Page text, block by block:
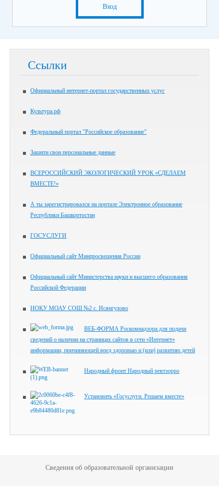
Вход
Ссылки
Официальный интернет-портал государственных услуг
Культура.рф
Федеральный портал "Российское образование"
Защити свои персональные данные
ВСЕРОССИЙСКИЙ ЭКОЛОГИЧЕСКИЙ УРОК «СДЕЛАЕМ
ВМЕСТЕ!»
А ты зарегистрировался на портале Электронное образование
Республики Башкортостан
ГОСУСЛУГИ
Официальный сайт Минпросвещения России
Официальный сайт Министерства науки и высшего образования
Российской Федерации
НОКУ МОАУ СОШ №2 с. Исянгулово
ВЕБ-ФОРМА Роскомнадзора для подачи
сведений о наличии на страницах сайтов в сети «Интернет»
информации, причиняющей вред здоровью и (или) развитию детей
Народный фронт Народный ревтзорро
Установить «Госуслуги. Решаем вместе»
Сведения об образовательной организации